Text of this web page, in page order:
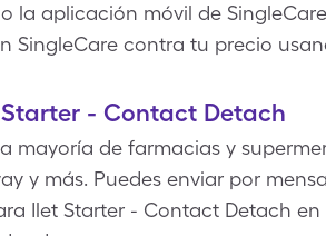
la aplicación móvil de
SingleCare contra tu precio
- Contact Detach
mayoría de farmacias y
y más. Puedes enviar por
Ilet Starter - Contact Detach